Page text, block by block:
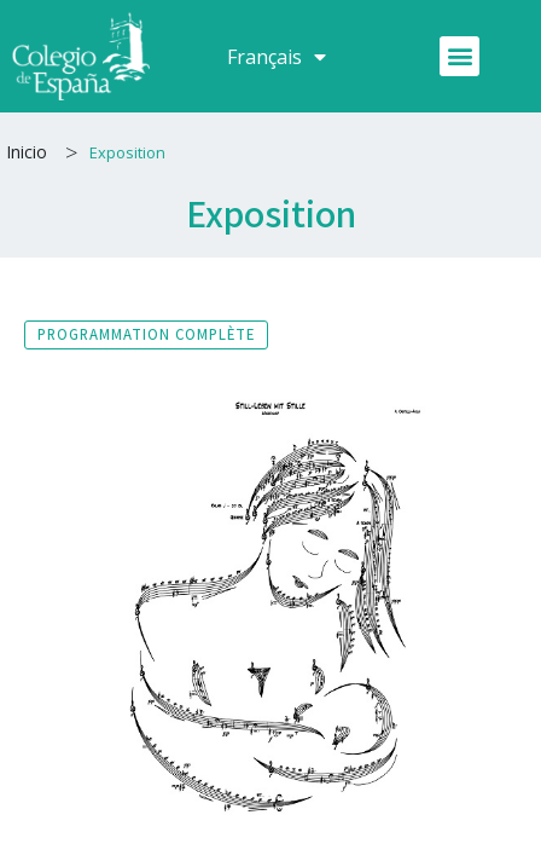
au
contenu
Français
Español Menu
Inicio > Exposition
Exposition
PROGRAMMATION COMPLÈTE